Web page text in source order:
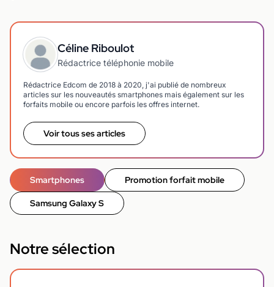
Céline Riboulot
Rédactrice téléphonie mobile
Rédactrice Edcom de 2018 à 2020, j'ai publié de nombreux
articles sur les nouveautés smartphones mais également sur les
forfaits mobile ou encore parfois les offres internet.
Voir tous ses articles
Smartphones Promotion forfait mobile
Samsung Galaxy S
Notre sélection